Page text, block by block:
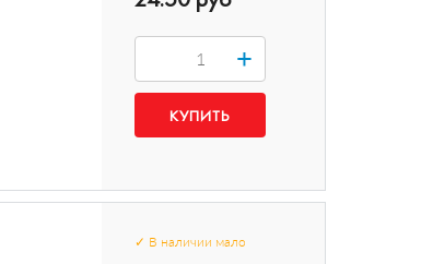
+
✓ В наличии мало